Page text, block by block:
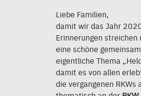
Liebe Familien,
damit wir das Jahr
Erinnerungen
eine schöne
eigentliche Thema
damit es von allen
die vergangenen